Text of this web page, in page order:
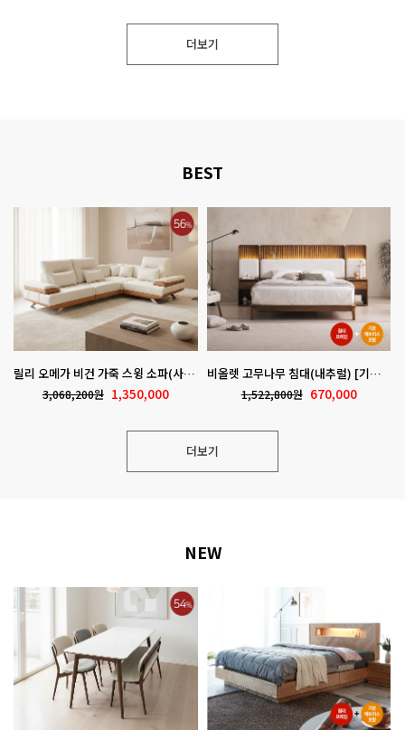
더보기
BEST
릴리 오메가 비건 가죽 스윙 소파(사이즈선택) 700-213
3,068,200원 1,350,000
비올렛 고무나무 침대(내추럴) [기본매트포함] 700-100
1,522,800원 670,000
더보기
NEW